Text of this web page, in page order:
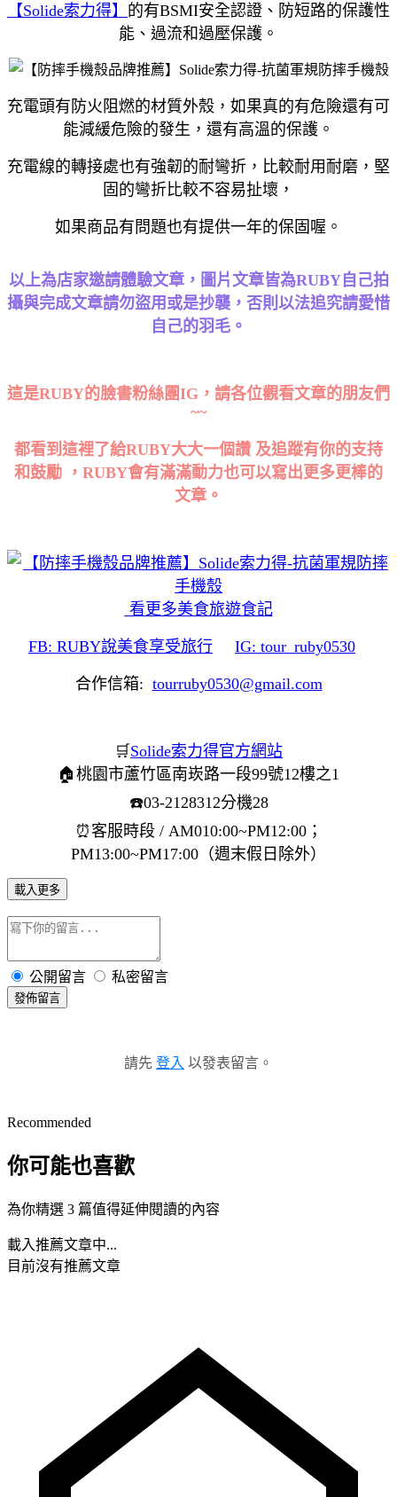
【Solide索力得】 的有BSMI安全認證、防短路的保護性
能、過流和過壓保護。
充電頭有防火阻燃的材質外殼，如果真的有危險還有可
能減緩危險的發生，還有高溫的保護。
充電線的轉接處也有強韌的耐彎折，比較耐用耐磨，堅
固的彎折比較不容易扯壞，
如果商品有問題也有提供一年的保固喔。
以上為店家邀請體驗文章， 圖片文章皆為RUBY自己拍
攝與完成文章請勿盜用或是抄襲，否則以法追究請愛惜
自己的羽毛。
這是RUBY的臉書粉絲團IG，請各位觀看文章的朋友們
~~
都看到這裡了給RUBY大大一個讚 及追蹤有你的支持
和鼓勵 ，RUBY會有滿滿動力也可以寫出更多更棒的
文章。
看更多美食旅遊食記
FB: RUBY說美食享受旅行 IG: tour_ruby0530
合作信箱: tourruby0530@gmail.com
🛒Solide索力得官方網站
🏠桃園市蘆竹區南崁路一段99號12樓之1
☎️03-2128312分機28
⏰客服時段 / AM010:00~PM12:00；
PM13:00~PM17:00（週末假日除外）
載入更多
公開留言 私密留言
發佈留言
請先 登入 以發表留言。
Recommended
你可能也喜歡
為你精選 3 篇值得延伸閱讀的內容
載入推薦文章中...
目前沒有推薦文章